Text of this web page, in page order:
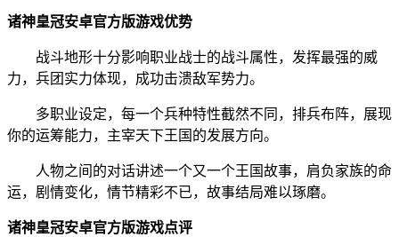
诸神皇冠安卓官方版游戏优势
战斗地形十分影响职业战士的战斗属性，发挥最强的威
力，兵团实力体现，成功击溃敌军势力。
多职业设定，每一个兵种特性截然不同，排兵布阵，展现
你的运筹能力，主宰天下王国的发展方向。
人物之间的对话讲述一个又一个王国故事，肩负家族的命
运，剧情变化，情节精彩不已，故事结局难以琢磨。
诸神皇冠安卓官方版游戏点评